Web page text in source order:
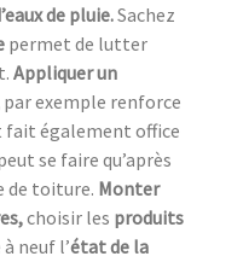
de pluie.Sachez
permet de lutter
Appliquer un
par exemple renforce
fait également office
se faire qu’après
de toiture. Monter
choisir les produits
neuf l’état de la